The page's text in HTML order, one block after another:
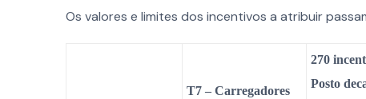
Os valores e limites dos incentivos a atribuir
T7 – Carregadores
270
Posto